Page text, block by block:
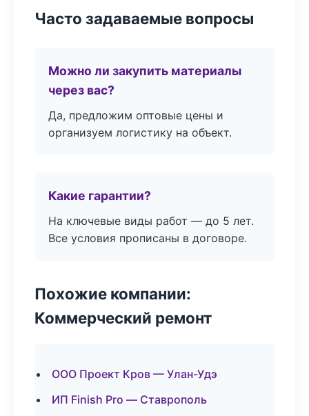
Часто задаваемые вопросы
Можно ли закупить материалы
через вас?
Да, предложим оптовые цены и
организуем логистику на объект.
Какие гарантии?
На ключевые виды работ — до 5 лет.
Все условия прописаны в договоре.
Похожие компании:
Коммерческий ремонт
ООО Проект Кров — Улан-Удэ
ИП Finish Pro — Ставрополь